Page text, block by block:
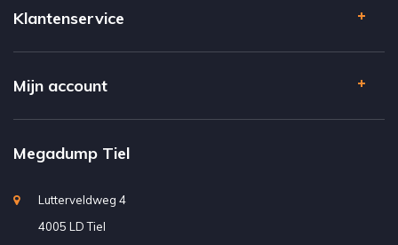
Klantenservice
Mijn account
Megadump Tiel
Lutterveldweg 4
4005 LD Tiel